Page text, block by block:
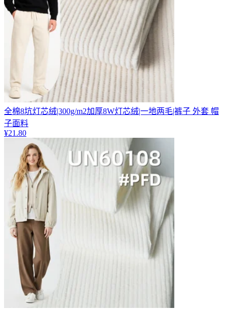
全棉8坑灯芯绒|300g/m2加厚8W灯芯绒|一地两毛|裤子 外套 帽
子面料
¥21.80